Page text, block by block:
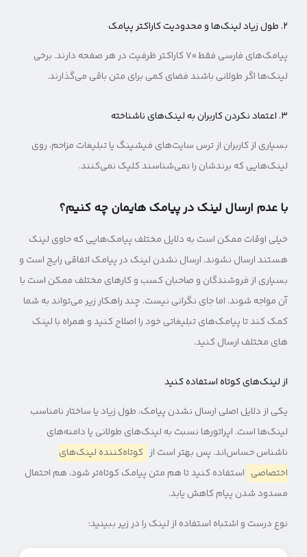
۲. طول زیاد لینک‌ها و محدودیت کاراکتر پیامک
پیامک‌های فارسی فقط ۷۰ کاراکتر ظرفیت در هر صفحه دارند. برخی
لینک‌ها اگر طولانی باشند فضای کمی برای متن باقی می‌گذارند.
۳. اعتماد نکردن کاربران به لینک‌های ناشناخته
بسیاری از کاربران از ترس سایت‌های فیشینگ یا تبلیغات مزاحم، روی
لینک‌هایی که برندشان را نمی‌شناسند کلیک نمی‌کنند.
با عدم ارسال لینک در پیامک هایمان چه کنیم؟
خیلی اوقات ممکن است به دلایل مختلف پیامک‌هایی که حاوی لینک
هستند ارسال نشوند. ارسال نشدن لینک در پیامک اتفاقی رایج است و
بسیاری از فروشندگان و صاحبان کسب و کارهای مختلف ممکن است با
آن مواجه شوند. اما جای نگرانی نیست. چند راهکار زیر می‌تواند به شما
کمک کند تا پیامک‌های تبلیغاتی خود را اصلاح کنید و همراه با لینک
های مختلف ارسال کنید.
از لینک‌های کوتاه استفاده کنید
یکی از دلایل اصلی ارسال نشدن پیامک، طول زیاد یا ساختار نامناسب
لینک‌ها است. اپراتورها نسبت به لینک‌های طولانی یا دامنه‌های
ناشناس حساس‌اند. پس بهتر است از کوتاه‌کننده لینک‌های
اختصاصی استفاده کنید تا هم متن پیامک کوتاه‌تر شود، هم احتمال
مسدود شدن پیام کاهش یابد.
نوع درست و اشتباه استفاده از لینک را در زیر ببینید: